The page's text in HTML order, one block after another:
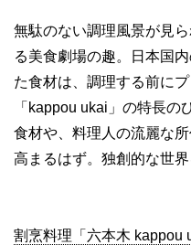
無駄のない調理風景が見
る美食劇場の趣。日本国
た食材は、調理する前に
「kappou ukai」の特長の
食材や、料理人の流麗な
高まるはず。独創的な世界
割烹料理「六本木 kappou